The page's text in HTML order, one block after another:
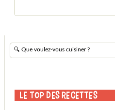
Le Top des Recettes